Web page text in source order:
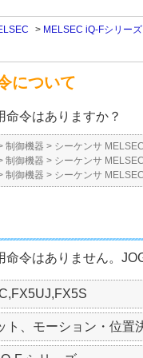
> MELSEC iQ-Fシリーズ
について
命令はありますか？
制御機器 > シーケンサ
制御機器 > シーケンサ
制御機器 > シーケンサ
命令はありません。
ト、モーション・位置